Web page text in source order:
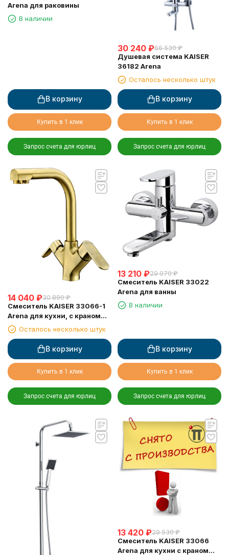
Arena для раковины
В наличии
В корзину
Купить в 1 клик
Запрос счета для юрлиц
30 240 ₽66 530 ₽
Душевая система KAISER
36182 Arena
Осталось несколько штук
В корзину
Купить в 1 клик
Запрос счета для юрлиц
14 040 ₽30 890 ₽
Смеситель KAISER 33066-1
Arena для кухни, с краном
для питьевой воды,
бронзовый
Осталось несколько штук
В корзину
Купить в 1 клик
Запрос счета для юрлиц
13 210 ₽29 070 ₽
Смеситель KAISER 33022
Arena для ванны
В наличии
В корзину
Купить в 1 клик
Запрос счета для юрлиц
13 420 ₽29 530 ₽
Смеситель KAISER 33066
Arena для кухни с краном